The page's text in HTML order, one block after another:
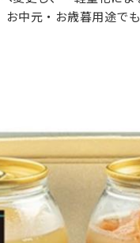
中元・お歳暮用途でも